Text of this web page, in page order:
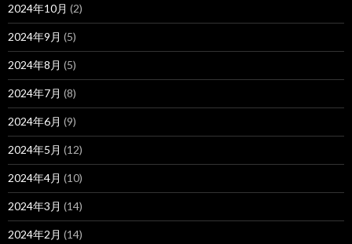
2024年10月 (2)
2024年9月 (5)
2024年8月 (5)
2024年7月 (8)
2024年6月 (9)
2024年5月 (12)
2024年4月 (10)
2024年3月 (14)
2024年2月 (14)